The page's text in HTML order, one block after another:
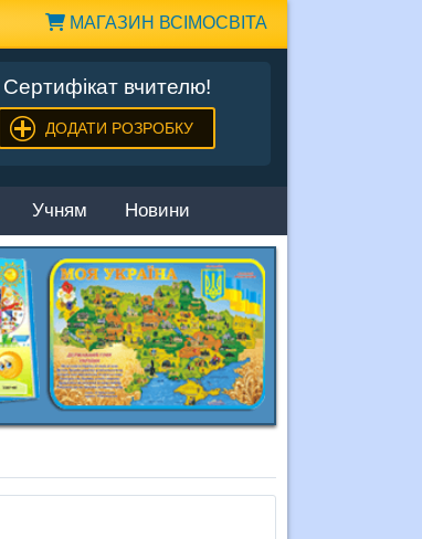
МАГАЗИН ВСІМОСВІТА
Сертифікат вчителю!
ДОДАТИ РОЗРОБКУ
Учням Новини